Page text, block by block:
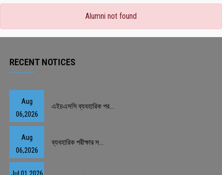
Alumni not found
RECENT NOTICES
Aug
06,2026
এইচএসসি ব্যবহারিক পর...
Aug
06,2026
ব্যবহারিক পরীক্ষার স...